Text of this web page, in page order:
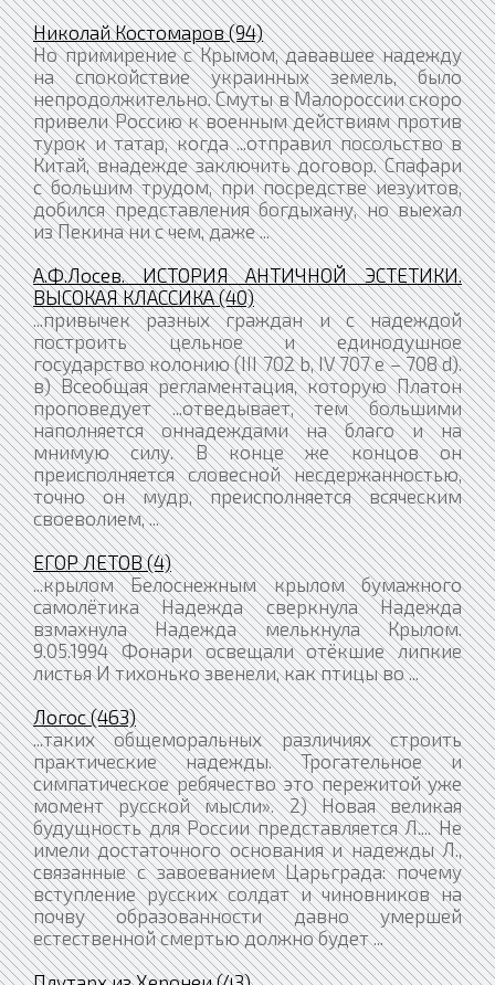
Николай Костомаров (94)
Но примирение с Крымом, дававшее надежду
на спокойствие украинных земель, было
непродолжительно. Смуты в Малороссии скоро
привели Россию к военным действиям против
турок и татар, когда ...отправил посольство в
Китай, внадежде заключить договор. Спафари
с большим трудом, при посредстве иезуитов,
добился представления богдыхану, но выехал
из Пекина ни с чем, даже ...
А.Ф.Лосев. ИСТОРИЯ АНТИЧНОЙ ЭСТЕТИКИ.
ВЫСОКАЯ КЛАССИКА (40)
...привычек разных граждан и с надеждой
построить цельное и единодушное
государство колонию (III 702 b, IV 707 е – 708 d).
в) Всеобщая регламентация, которую Платон
проповедует ...отведывает, тем большими
наполняется оннадеждами на благо и на
мнимую силу. В конце же концов он
преисполняется словесной несдержанностью,
точно он мудр, преисполняется всяческим
своеволием, ...
ЕГОР ЛЕТОВ (4)
...крылом Белоснежным крылом бумажного
самолётика Надежда сверкнула Надежда
взмахнула Надежда мелькнула Крылом.
9.05.1994 Фонари освещали отёкшие липкие
листья И тихонько звенели, как птицы во ...
Логос (463)
...таких общеморальных различиях строить
практические надежды. Трогательное и
симпатическое ребячество это пережитой уже
момент русской мысли». 2) Новая великая
будущность для России представляется Л.... Не
имели достаточного основания и надежды Л.,
связанные с завоеванием Царьграда: почему
вступление русских солдат и чиновников на
почву образованности давно умершей
естественной смертью должно будет ...